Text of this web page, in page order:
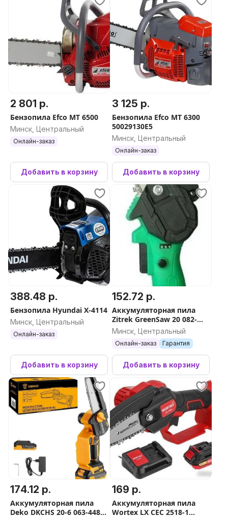
2 801 р.
Бензопила Efco MT 6500
Минск, Центральный
Онлайн-заказ
Добавить в корзину
3 125 р.
Бензопила Efco MT 6300
50029130E5
Минск, Центральный
Онлайн-заказ
Добавить в корзину
388.48 р.
Бензопила Hyundai X-4114
Минск, Центральный
Онлайн-заказ
Добавить в корзину
152.72 р.
Аккумуляторная пила
Zitrek GreenSaw 20 082-
1850 (с 2-мя АКБ)
Минск, Центральный
Онлайн-заказ Гарантия
Добавить в корзину
174.12 р.
Аккумуляторная пила
Deko DKCHS 20-6 063-4481-
169 р.
Аккумуляторная пила
Wortex LX CEC 2518-1